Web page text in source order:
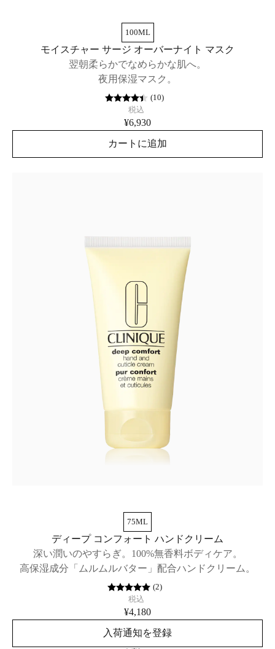
100ML
モイスチャー サージ オーバーナイト マスク
翌朝柔らかでなめらかな肌へ。
夜用保湿マスク。
(10)
税込
¥6,930
カートに追加
75ML
ディープ コンフォート ハンドクリーム
深い潤いのやすらぎ。100%無香料ボディケア。
高保湿成分「ムルムルバター」配合ハンドクリーム。
(2)
税込
¥4,180
入荷通知を登録